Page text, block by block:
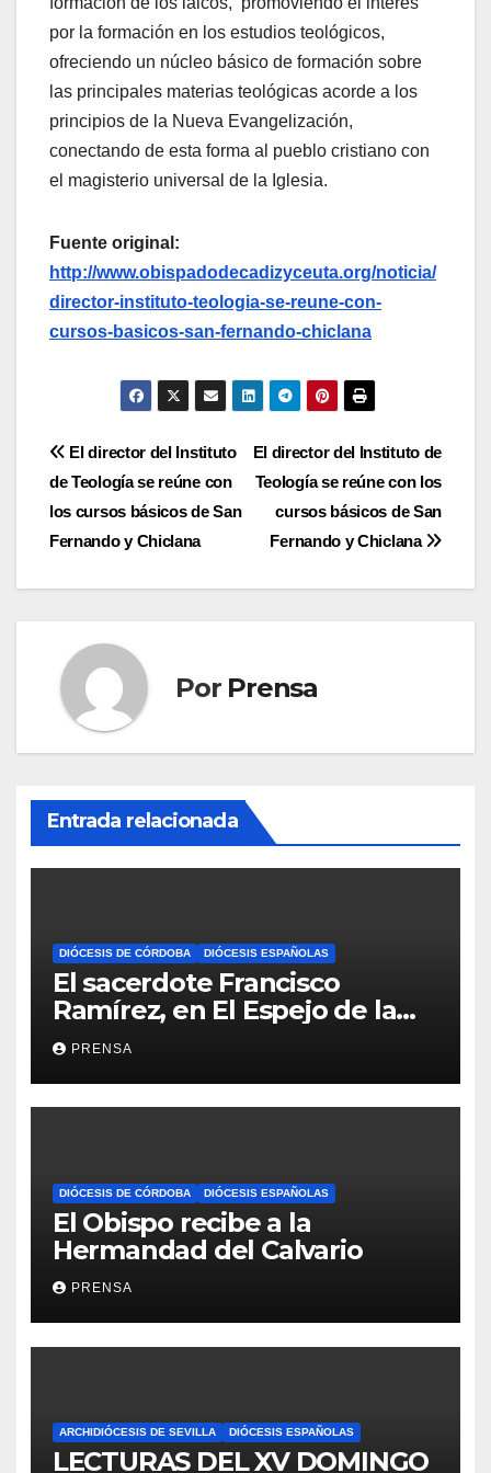
por la formación en los estudios teológicos,
ofreciendo un núcleo básico de formación sobre
las principales materias teológicas acorde a los
principios de la Nueva Evangelización,
conectando de esta forma al pueblo cristiano con
el magisterio universal de la Iglesia.
Fuente original:
http://www.obispadodecadizyceuta.org/noticia/
director-instituto-teologia-se-reune-con-
cursos-basicos-san-fernando-chiclana
Navegación
de
entradas
El director del Instituto de
Teología se reúne con los
cursos básicos de San
Fernando y Chiclana
El director del Instituto
de Teología se reúne con
los cursos básicos de San
Fernando y Chiclana
Por Prensa
Entrada relacionada
DIÓCESIS DE CÓRDOBA DIÓCESIS ESPAÑOLAS
El sacerdote Francisco
Ramírez, en El Espejo de la
Iglesia
PRENSA
DIÓCESIS DE CÓRDOBA DIÓCESIS ESPAÑOLAS
El Obispo recibe a la
Hermandad del Calvario
PRENSA
ARCHIDIÓCESIS DE SEVILLA DIÓCESIS ESPAÑOLAS
LECTURAS DEL XV DOMINGO